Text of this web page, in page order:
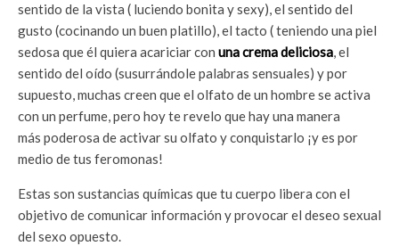
sentido de la vista ( luciendo bonita y sexy), el sentido del
gusto (cocinando un buen platillo), el tacto ( teniendo una piel
sedosa que él quiera acariciar con una crema deliciosa, el
sentido del oído (susurrándole palabras sensuales) y por
supuesto, muchas creen que el olfato de un hombre se activa
con un perfume, pero hoy te revelo que hay una manera
más poderosa de activar su olfato y conquistarlo ¡y es por
medio de tus feromonas!
Estas son sustancias químicas que tu cuerpo libera con el
objetivo de comunicar información y provocar el deseo sexual
del sexo opuesto.